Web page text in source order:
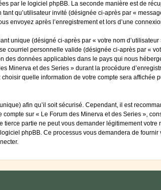
par le logiciel phpBB. La seconde manière est de
qu’utilisateur invité (désignée ci-après par «
envoyez après l’enregistrement et lors d’une
unique (désigné ci-après par « votre nom
courriel personnelle valide (désignée ci-après par «
des données applicables dans le pays qui nous
Minerva et des Series » durant la procédure
quelle information de votre compte sera
afin qu’il soit sécurisé. Cependant, il est
compte sur « Le Forum des Minerva et des Series »,
tierce partie ne peut vous demander légitimement
phpBB. Ce processus vous demandera de